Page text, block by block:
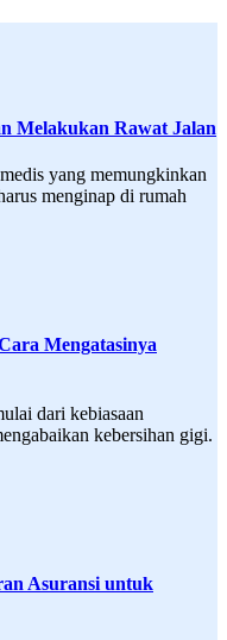
Melakukan Rawat Jalan
yang memungkinkan
menginap di rumah
Mengatasinya
dari kebiasaan
kebersihan gigi.
Asuransi untuk